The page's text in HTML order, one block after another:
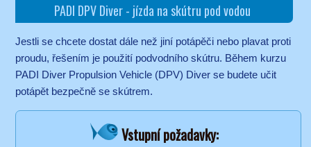
PADI DPV Diver - jízda na skútru pod vodou
Jestli se chcete dostat dále než jiní potápěči nebo plavat proti
proudu, řešením je použití podvodního skútru. Během kurzu
PADI Diver Propulsion Vehicle (DPV) Diver se budete učit
potápět bezpečně se skútrem.
Vstupní požadavky: